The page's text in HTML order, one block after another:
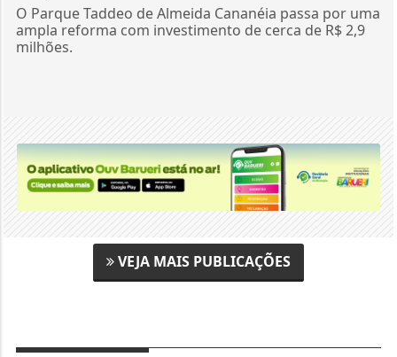
O Parque Taddeo de Almeida Cananéia passa por uma
ampla reforma com investimento de cerca de R$ 2,9
milhões.
VEJA MAIS PUBLICAÇÕES